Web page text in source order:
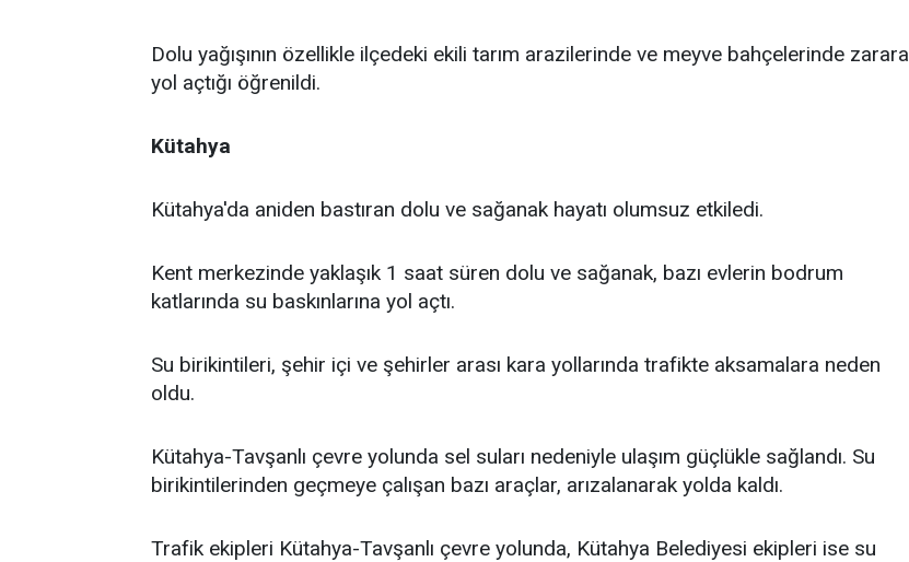
​Dolu yağışının özellikle ilçedeki ekili tarım arazilerinde ve meyve bahçelerinde zarara
yol açtığı öğrenildi.
Kütahya
Kütahya'da aniden bastıran dolu ve sağanak hayatı olumsuz etkiledi.
Kent merkezinde yaklaşık 1 saat süren dolu ve sağanak, bazı evlerin bodrum
katlarında su baskınlarına yol açtı.
Su birikintileri, şehir içi ve şehirler arası kara yollarında trafikte aksamalara neden
oldu.
Kütahya-Tavşanlı çevre yolunda sel suları nedeniyle ulaşım güçlükle sağlandı. Su
birikintilerinden geçmeye çalışan bazı araçlar, arızalanarak yolda kaldı.
Trafik ekipleri Kütahya-Tavşanlı çevre yolunda, Kütahya Belediyesi ekipleri ise su